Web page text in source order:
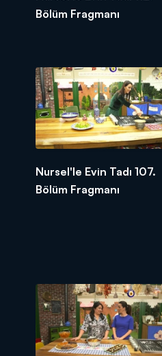
Bölüm Fragmanı
Nursel'le Evin Tadı 107.
Bölüm Fragmanı